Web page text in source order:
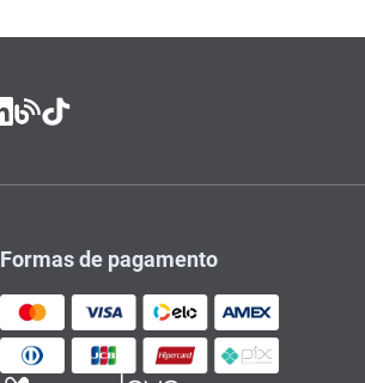
Formas de pagamento